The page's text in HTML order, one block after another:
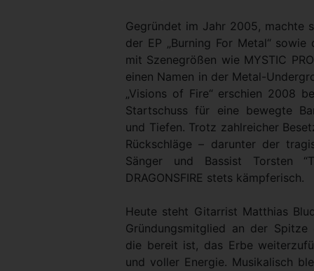
Gegründet im Jahr 2005, machte
der EP „Burning For Metal“
mit Szenegrößen wie MYSTIC
einen Namen in der Metal-
„Visions of Fire“ erschien 2008
Startschuss für eine bewegte
und Tiefen. Trotz zahlreicher
Rückschläge – darunter der
Sänger und Bassist Torsten
DRAGONSFIRE stets kämpferisch.
Heute steht Gitarrist Matthias
Gründungsmitglied an der
die bereit ist, das Erbe
und voller Energie. Musikalisch